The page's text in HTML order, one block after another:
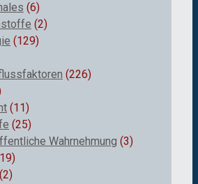
(6)
(2)
(129)
(226)
(11)
(25)
Wahrnehmung (3)
(2)